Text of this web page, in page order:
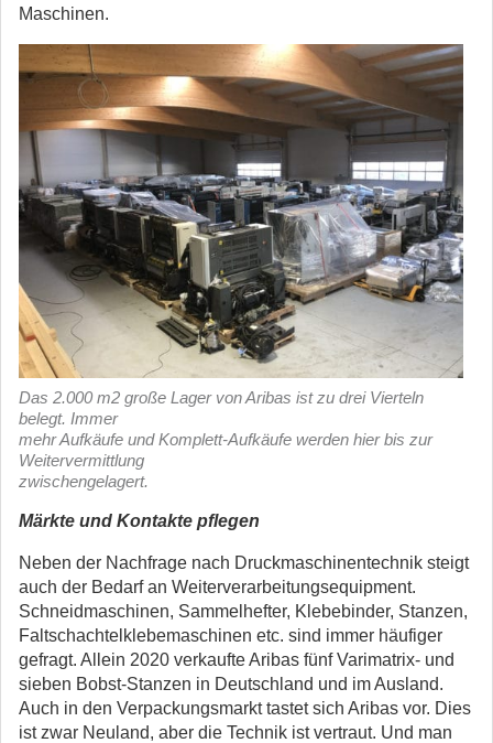
Maschinen.
Das 2.000 m2 große Lager von Aribas ist zu drei Vierteln
belegt. Immer
mehr Aufkäufe und Komplett-Aufkäufe werden hier bis zur
Weitervermittlung
zwischengelagert.
Märkte und Kontakte pflegen
Neben der Nachfrage nach Druckmaschinentechnik steigt
auch der Bedarf an Weiterverarbeitungsequipment.
Schneidmaschinen, Sammelhefter, Klebebinder, Stanzen,
Faltschachtelklebemaschinen etc. sind immer häufiger
gefragt. Allein 2020 verkaufte Aribas fünf Varimatrix- und
sieben Bobst-Stanzen in Deutschland und im Ausland.
Auch in den Verpackungsmarkt tastet sich Aribas vor. Dies
ist zwar Neuland, aber die Technik ist vertraut. Und man